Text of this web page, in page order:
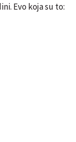
Evo koja su to: